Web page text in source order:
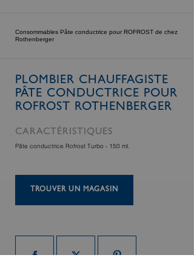
Consommables Pâte conductrice pour ROFROST de chez
Rothenberger
PLOMBIER CHAUFFAGISTE
PÂTE CONDUCTRICE POUR
ROFROST ROTHENBERGER
CARACTÉRISTIQUES
Pâte conductrice Rofrost Turbo - 150 ml.
TROUVER UN MAGASIN